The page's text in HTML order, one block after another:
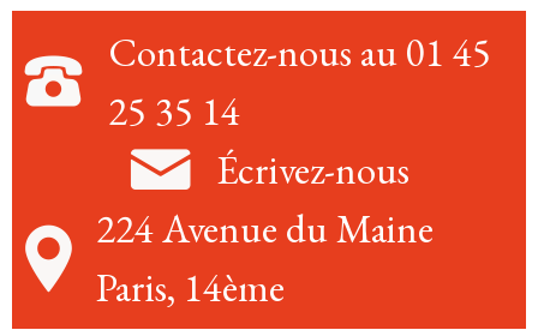
Contactez-nous au 01 45
25 35 14
Écrivez-nous
224 Avenue du Maine
Paris, 14ème